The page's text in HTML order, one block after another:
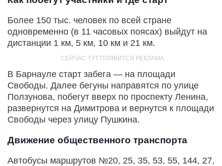
Более 150 тыс. человек по всей стране
одновременно (в 11 часовых поясах) выйдут на
дистанции 1 км, 5 км, 10 км и 21 км.
В Барнауле старт забега — на площади
Свободы. Далее бегуны направятся по улице
Ползунова, побегут вверх по проспекту Ленина,
развернутся на Димитрова и вернутся к площади
Свободы через улицу Пушкина.
Движение общественного транспорта
Автобусы маршрутов №20, 25, 35, 53, 55, 144, 27,